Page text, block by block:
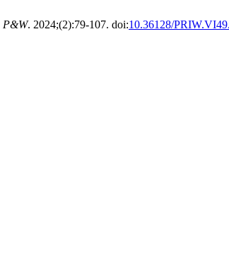
P&W. 2024;(2):79-107. doi:10.36128/